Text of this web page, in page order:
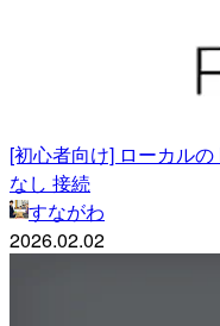
[初心者向け] ローカル
なし 接続
すながわ
2026.02.02